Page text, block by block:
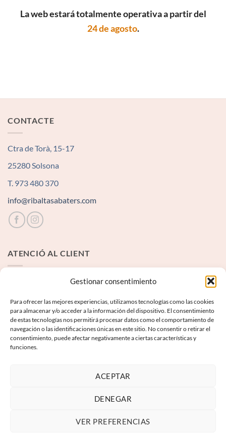
Gestionar consentimiento
Para ofrecer las mejores experiencias, utilizamos tecnologías como las cookies
para almacenar y/o acceder a la información del dispositivo. El consentimiento
de estas tecnologías nos permitirá procesar datos como el comportamiento de
navegación o las identificaciones únicas en este sitio. No consentir o retirar el
consentimiento, puede afectar negativamente a ciertas características y
funciones.
ACEPTAR
DENEGAR
VER PREFERENCIAS
La web estará totalmente operativa a partir del
24 de agosto.
CONTACTE
Ctra de Torà, 15-17
25280 Solsona
T. 973 480 370
info@ribaltasabaters.com
ATENCIÓ AL CLIENT
INFORMACIÓ LEGAL
Avís Legal